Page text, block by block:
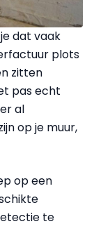
dat vaak
plots
zitten
pas echt
al
op je muur,
op een
te